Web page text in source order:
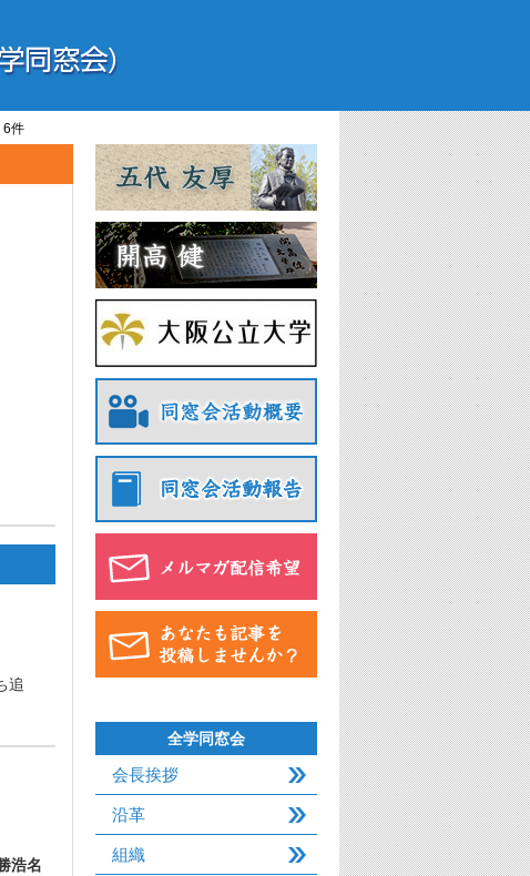
追
浩名
全学同窓会
会長挨拶
沿革
組織